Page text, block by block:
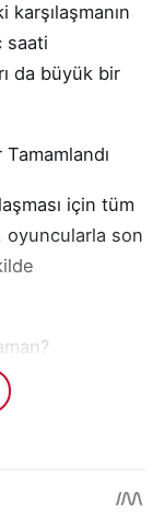
karşılaşmanın
saati
da büyük bir
Tamamlandı
için tüm
oyuncularla son
mücadele,
Oynanacak?